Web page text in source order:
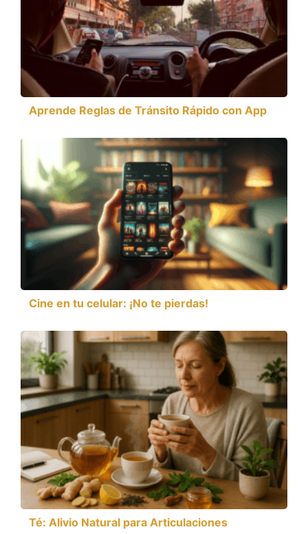
Aprende Reglas de Tránsito Rápido con App
Cine en tu celular: ¡No te pierdas!
Té: Alivio Natural para Articulaciones